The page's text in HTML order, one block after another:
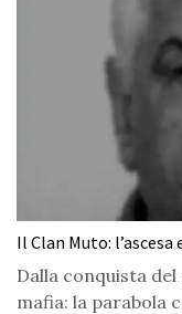
Il Clan Muto:
Dalla conquista
mafia: la parabola